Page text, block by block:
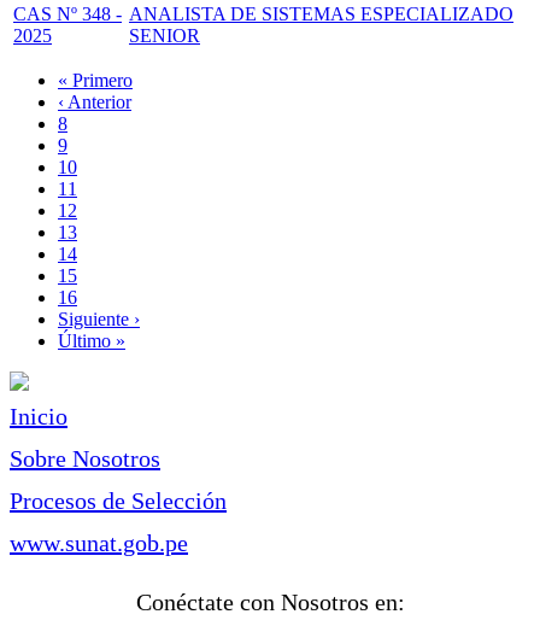
CAS Nº 348 -
2025
ANALISTA DE SISTEMAS ESPECIALIZADO
SENIOR
Paginación
Primera
página
« Primero
Página
anterior
‹ Anterior
Page
8
Page
9
Page
10
Page
11
Página
actual
12
Page
13
Page
14
Page
15
Page
16
Siguiente
página
Siguiente ›
Última
Último »
Inicio
Sobre Nosotros
Procesos de Selección
www.sunat.gob.pe
Conéctate con Nosotros en: